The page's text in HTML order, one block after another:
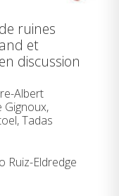
ruines
et
discussion
Albert
Gignoux,
Tadas
Ruiz-Eldredge